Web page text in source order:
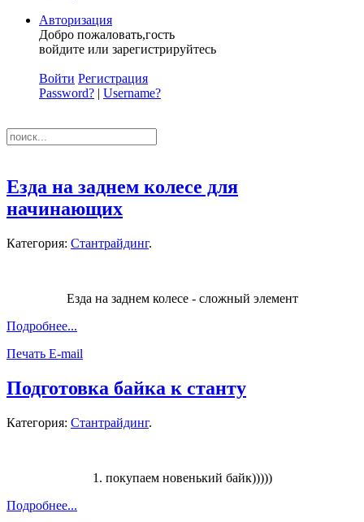
Авторизация
Добро пожаловать,гость
войдите или зарегистрируйтесь
Войти Регистрация
Password? | Username?
Езда на заднем колесе для
начинающих
Категория: Стантрайдинг.
Езда на заднем колесе - сложный элемент
Подробнее...
Печать E-mail
Подготовка байка к станту
Категория: Стантрайдинг.
1. покупаем новенький байк)))))
Подробнее...